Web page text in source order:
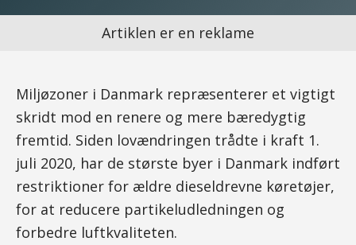
Artiklen er en reklame
Miljøzoner i Danmark repræsenterer et vigtigt
skridt mod en renere og mere bæredygtig
fremtid. Siden lovændringen trådte i kraft 1.
juli 2020, har de største byer i Danmark indført
restriktioner for ældre dieseldrevne køretøjer,
for at reducere partikeludledningen og
forbedre luftkvaliteten.